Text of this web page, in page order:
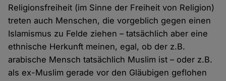
Religionsfreiheit (im Sinne der Freiheit von Religion)
treten auch Menschen, die vorgeblich gegen einen
Islamismus zu Felde ziehen – tatsächlich aber eine
ethnische Herkunft meinen, egal, ob der z.B.
arabische Mensch tatsächlich Muslim ist – oder z.B.
als ex-Muslim gerade vor den Gläubigen geflohen